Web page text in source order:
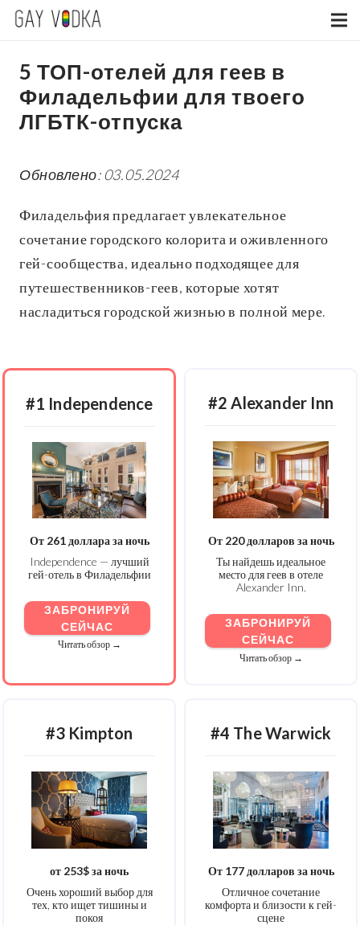
5 ТОП-отелей для геев в
Филадельфии для твоего
ЛГБТК-отпуска
Обновлено: 03.05.2024
Филадельфия предлагает увлекательное
сочетание городского колорита и оживленного
гей-сообщества, идеально подходящее для
путешественников-геев, которые хотят
насладиться городской жизнью в полной мере.
#1 Independence
От 261 доллара за ночь
Independence — лучший
гей-отель в Филадельфии
ЗАБРОНИРУЙ
СЕЙЧАС
Читать обзор →
#2 Alexander Inn
От 220 долларов за ночь
Ты найдешь идеальное
место для геев в отеле
Alexander Inn.
ЗАБРОНИРУЙ
СЕЙЧАС
Читать обзор →
#3 Kimpton
от 253$ за ночь
Очень хороший выбор для
тех, кто ищет тишины и
покоя
#4 The Warwick
От 177 долларов за ночь
Отличное сочетание
комфорта и близости к гей-
сцене